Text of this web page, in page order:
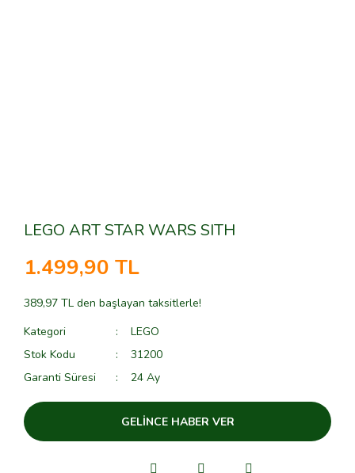
LEGO ART STAR WARS SITH
1.499,90 TL
389,97 TL den başlayan taksitlerle!
Kategori
LEGO
Stok Kodu
31200
Garanti Süresi
24 Ay
GELİNCE HABER VER